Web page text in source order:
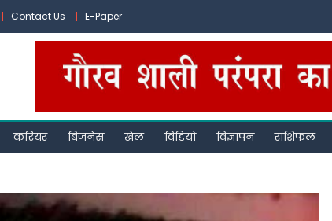
Contact Us E-Paper
करियर बिजनेस खेल विडियो विज्ञापन राशिफल